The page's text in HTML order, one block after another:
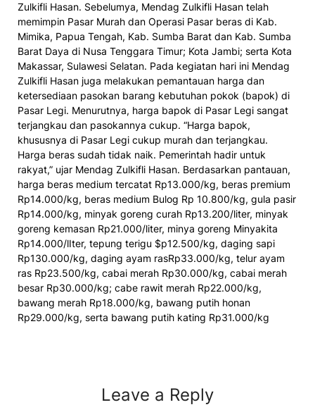
Zulkifli Hasan. Sebelumya, Mendag Zulkifli Hasan telah
memimpin Pasar Murah dan Operasi Pasar beras di Kab.
Mimika, Papua Tengah, Kab. Sumba Barat dan Kab. Sumba
Barat Daya di Nusa Tenggara Timur; Kota Jambi; serta Kota
Makassar, Sulawesi Selatan. Pada kegiatan hari ini Mendag
Zulkifli Hasan juga melakukan pemantauan harga dan
ketersediaan pasokan barang kebutuhan pokok (bapok) di
Pasar Legi. Menurutnya, harga bapok di Pasar Legi sangat
terjangkau dan pasokannya cukup. “Harga bapok,
khususnya di Pasar Legi cukup murah dan terjangkau.
Harga beras sudah tidak naik. Pemerintah hadir untuk
rakyat,” ujar Mendag Zulkifli Hasan. Berdasarkan pantauan,
harga beras medium tercatat Rp13.000/kg, beras premium
Rp14.000/kg, beras medium Bulog Rp 10.800/kg, gula pasir
Rp14.000/kg, minyak goreng curah Rp13.200/liter, minyak
goreng kemasan Rp21.000/liter, minya goreng Minyakita
Rp14.000/lIter, tepung terigu $p12.500/kg, daging sapi
Rp130.000/kg, daging ayam rasRp33.000/kg, telur ayam
ras Rp23.500/kg, cabai merah Rp30.000/kg, cabai merah
besar Rp30.000/kg; cabe rawit merah Rp22.000/kg,
bawang merah Rp18.000/kg, bawang putih honan
Rp29.000/kg, serta bawang putih kating Rp31.000/kg
Leave a Reply